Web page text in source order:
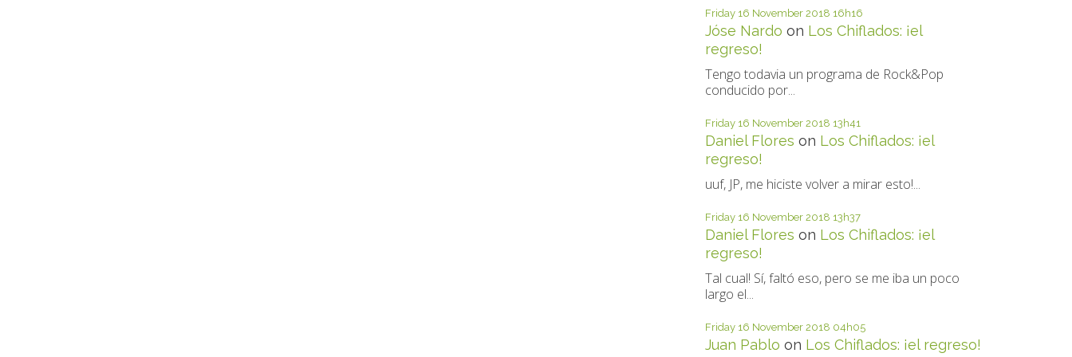
Friday 16 November 2018 16h16
Jóse Nardo on Los Chiflados: ¡el
regreso!
Tengo todavia un programa de Rock&Pop
conducido por...
Friday 16 November 2018 13h41
Daniel Flores on Los Chiflados: ¡el
regreso!
uuf, JP, me hiciste volver a mirar esto!...
Friday 16 November 2018 13h37
Daniel Flores on Los Chiflados: ¡el
regreso!
Tal cual! Sí, faltó eso, pero se me iba un poco
largo el...
Friday 16 November 2018 04h05
Juan Pablo on Los Chiflados: ¡el regreso!